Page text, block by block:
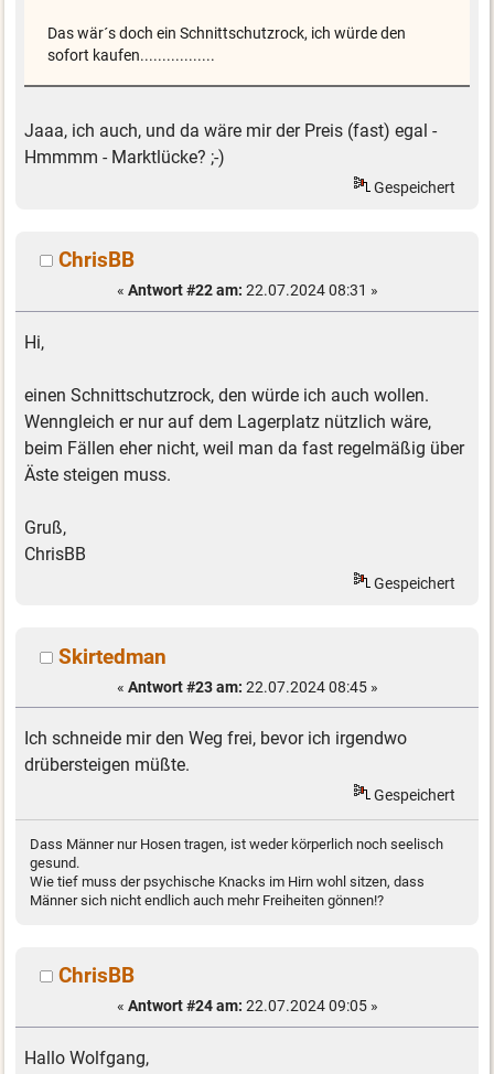
Das wär´s doch ein Schnittschutzrock, ich würde den
sofort kaufen.................
Jaaa, ich auch, und da wäre mir der Preis (fast) egal -
Hmmmm - Marktlücke? ;-)
Gespeichert
ChrisBB
« Antwort #22 am: 22.07.2024 08:31 »
Hi,
einen Schnittschutzrock, den würde ich auch wollen.
Wenngleich er nur auf dem Lagerplatz nützlich wäre,
beim Fällen eher nicht, weil man da fast regelmäßig über
Äste steigen muss.
Gruß,
ChrisBB
Gespeichert
Skirtedman
« Antwort #23 am: 22.07.2024 08:45 »
Ich schneide mir den Weg frei, bevor ich irgendwo
drübersteigen müßte.
Gespeichert
Dass Männer nur Hosen tragen, ist weder körperlich noch seelisch
gesund.
Wie tief muss der psychische Knacks im Hirn wohl sitzen, dass
Männer sich nicht endlich auch mehr Freiheiten gönnen!?
ChrisBB
« Antwort #24 am: 22.07.2024 09:05 »
Hallo Wolfgang,